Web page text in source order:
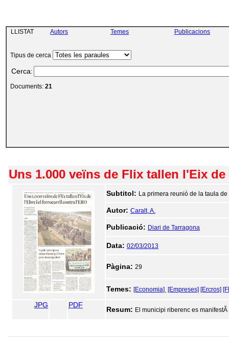
LLISTAT Autors Temes Publicacions
Tipus de cerca
Cerca:
Documents: 21
Uns 1.000 veïns de Flix tallen l'Eix
Subtitol: La primera reunió de la taula
Autor: Caralt, A.
Publicació: Diari de Tarragona
Data: 02/03/2013
Pàgina: 29
Temes: [Economia] [Empreses] [Ercros]
JPG PDF
Resum: El municipi riberenc es